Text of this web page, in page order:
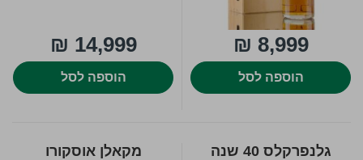
8,999 ₪
הוספה לסל
14,999 ₪
הוספה לסל
גלנפרקלס 40 שנה מקאלן אוסקורו